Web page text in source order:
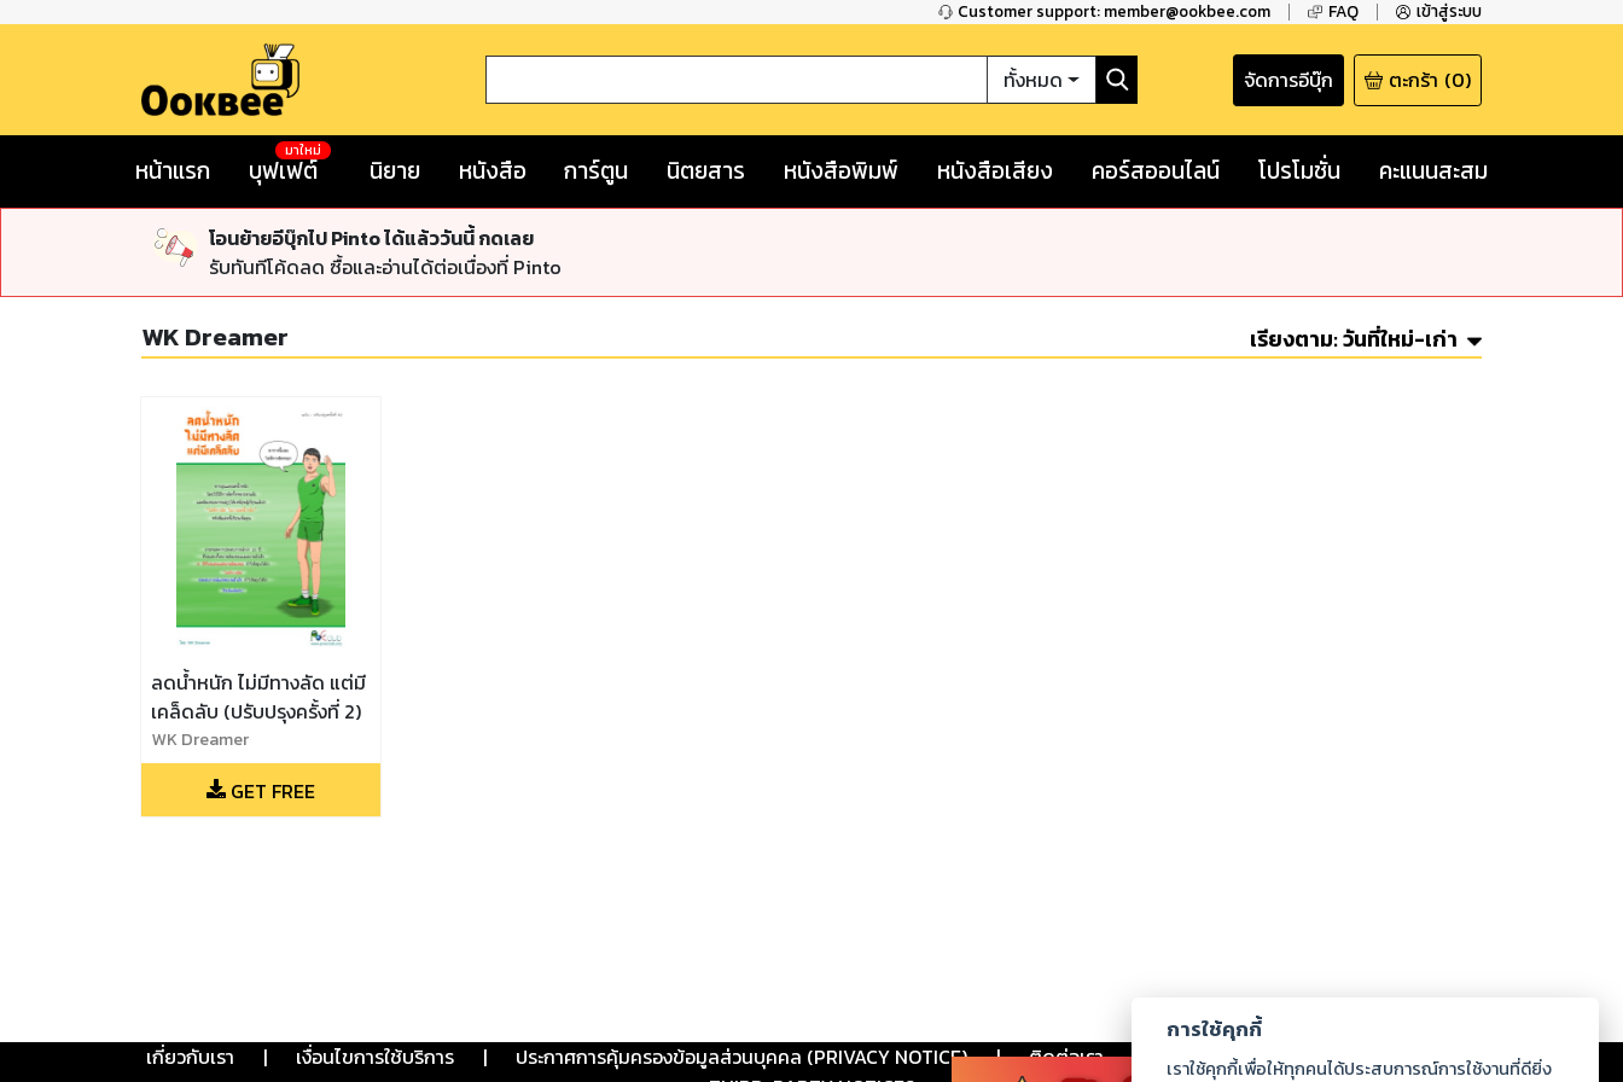
Customer support: member@ookbee.com FAQ เข้าสู่ระบบ
ทั้งหมด จัดการอีบุ๊ก ตะกร้า (0)
หน้าแรก บุฟเฟต์
มาใหม่
นิยาย หนังสือ การ์ตูน นิตยสาร หนังสือพิมพ์ หนังสือเสียง คอร์สออนไลน์ โปรโมชั่น คะแนนสะสม
โอนย้ายอีบุ๊กไป Pinto ได้แล้ววันนี้ กดเลย
รับทันทีโค้ดลด ซื้อและอ่านได้ต่อเนื่องที่ Pinto
WK Dreamer เรียงตาม:วันที่ใหม่-เก่า
ลดน้ำหนัก ไม่มีทางลัด แต่มี
เคล็ดลับ (ปรับปรุงครั้งที่ 2)
WK Dreamer
GET FREE
เกี่ยวกับเรา | เงื่อนไขการใช้บริการ | ประกาศการคุ้มครองข้อมูลส่วนบุคคล (PRIVACY NOTICE) | ติดต่อเรา ร่วมงานกับเรา ดาวน์โหลด
การใช้คุกกี้
เราใช้คุกกี้เพื่อให้ทุกคนได้ประสบการณ์การใช้งานที่ดียิ่ง